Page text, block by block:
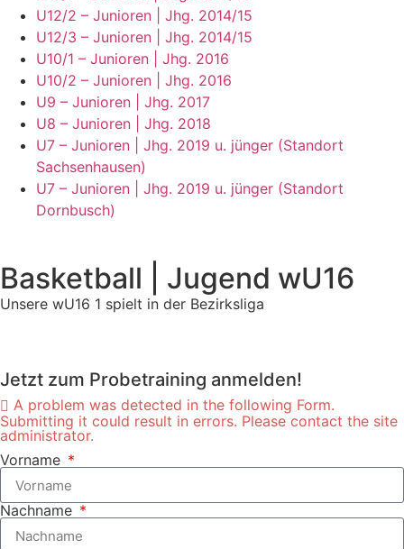
U12/2 – Junioren | Jhg. 2014/15
U12/3 – Junioren | Jhg. 2014/15
U10/1 – Junioren | Jhg. 2016
U10/2 – Junioren | Jhg. 2016
U9 – Junioren | Jhg. 2017
U8 – Junioren | Jhg. 2018
U7 – Junioren | Jhg. 2019 u. jünger (Standort
Sachsenhausen)
U7 – Junioren | Jhg. 2019 u. jünger (Standort
Dornbusch)
Basketball | Jugend wU16
Unsere wU16 1 spielt in der Bezirksliga
Jetzt zum Probetraining anmelden!
A problem was detected in the following Form.
Submitting it could result in errors. Please contact the site
administrator.
Vorname
Nachname